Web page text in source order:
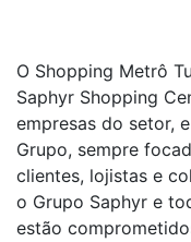
O Shopping Metrô
Saphyr Shopping
empresas do setor,
Grupo, sempre
clientes, lojistas e
o Grupo Saphyr e
estão